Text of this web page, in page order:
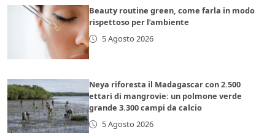
Beauty routine green, come farla in modo
rispettoso per l’ambiente
5 Agosto 2026
Neya riforesta il Madagascar con 2.500
ettari di mangrovie: un polmone verde
grande 3.300 campi da calcio
5 Agosto 2026